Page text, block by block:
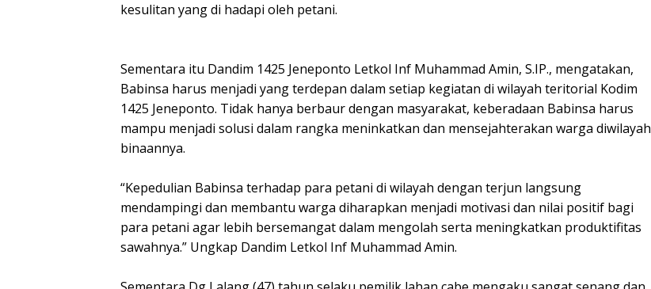
kesulitan yang di hadapi oleh petani.
Sementara itu Dandim 1425 Jeneponto Letkol Inf Muhammad Amin, S.IP., mengatakan,
Babinsa harus menjadi yang terdepan dalam setiap kegiatan di wilayah teritorial Kodim
1425 Jeneponto. Tidak hanya berbaur dengan masyarakat, keberadaan Babinsa harus
mampu menjadi solusi dalam rangka meninkatkan dan mensejahterakan warga diwilayah
binaannya.
“Kepedulian Babinsa terhadap para petani di wilayah dengan terjun langsung
mendampingi dan membantu warga diharapkan menjadi motivasi dan nilai positif bagi
para petani agar lebih bersemangat dalam mengolah serta meningkatkan produktifitas
sawahnya.” Ungkap Dandim Letkol Inf Muhammad Amin.